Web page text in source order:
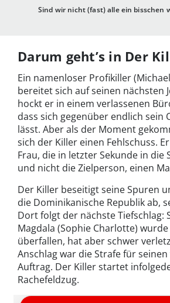
Sind wir nicht (fast) alle ein bisschen
Darum geht’s in Der
Ein namenloser Profikiller
bereitet sich auf seinen nächsten
hockt er in einem verlassenen
dass sich gegenüber endlich sein
lässt. Aber als der Moment
sich der Killer einen Fehlschuss.
Frau, die in letzter Sekunde in die
und nicht die Zielperson, einen
Der Killer beseitigt seine Spuren
die Dominikanische Republik ab,
Dort folgt der nächste Tiefschlag:
Magdala (Sophie Charlotte)
überfallen, hat aber schwer
Anschlag war die Strafe für
Auftrag. Der Killer startet
Rachefeldzug.